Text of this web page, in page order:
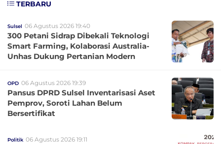
TERBARU
Sulsel 06 Agustus 2026 19:40
300 Petani Sidrap Dibekali Teknologi
Smart Farming, Kolaborasi Australia-
Unhas Dukung Pertanian Modern
OPD 06 Agustus 2026 19:39
Pansus DPRD Sulsel Inventarisasi Aset
Pemprov, Soroti Lahan Belum
Bersertifikat
Politik 06 Agustus 2026 19:11